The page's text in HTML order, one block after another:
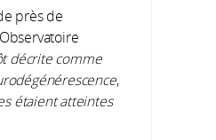
près de
décrite comme
,
étaient atteintes